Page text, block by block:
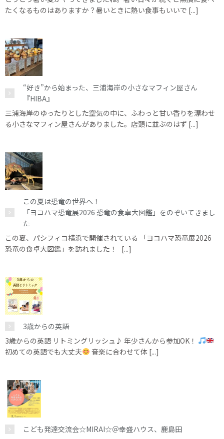
たくなるものはありますか？暑いときに熱い食事もいいで [...]
“好き”から始まった、三浦海岸の小さなマフィン屋さん
『HIBA』
三浦海岸のゆったりとした空気の中に、ふわっと甘い香りを漂わせ
る小さなマフィン屋さんがありました。店頭に並ぶのはず [...]
この夏は恐竜の世界へ！
「ヨコハマ恐竜展2026 恐竜の食卓大図鑑」をのぞいてきまし
た
この夏、パシフィコ横浜で開催されている 「ヨコハマ恐竜展2026
恐竜の食卓大図鑑」を訪れました！ [...]
3歳からの英語
3歳からの英語 リトミングリッシュ♪ 年少さんから参加OK！
初めての英語でも大丈夫
音楽に合わせて体 [...]
こども発達交流会☆MIRAI☆＠幸盛ハウス、鹿島田